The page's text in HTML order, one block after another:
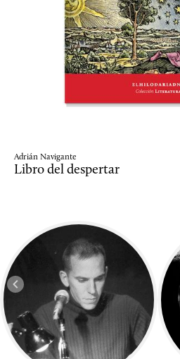
Adrián Navigante
Libro del despertar